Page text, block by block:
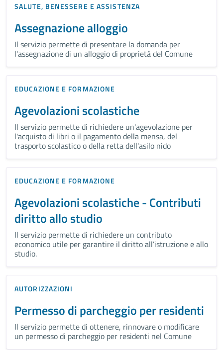
SALUTE, BENESSERE E ASSISTENZA
Assegnazione alloggio
Il servizio permette di presentare la domanda per
l'assegnazione di un alloggio di proprietà del Comune
EDUCAZIONE E FORMAZIONE
Agevolazioni scolastiche
Il servizio permette di richiedere un'agevolazione per
l'acquisto di libri o il pagamento della mensa, del
trasporto scolastico o della retta dell'asilo nido
EDUCAZIONE E FORMAZIONE
Agevolazioni scolastiche - Contributi
diritto allo studio
Il servizio permette di richiedere un contributo
economico utile per garantire il diritto all’istruzione e allo
studio.
AUTORIZZAZIONI
Permesso di parcheggio per residenti
Il servizio permette di ottenere, rinnovare o modificare
un permesso di parcheggio per residenti nel Comune